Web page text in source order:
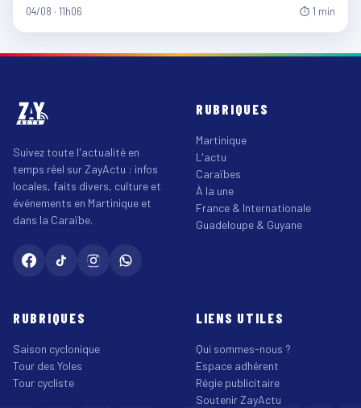
04/08 · 11h06 ⏱ 1 min
Suivez toute l'actualité en
temps réel sur ZayActu : infos
locales, faits divers, culture et
événements en Martinique et
dans la Caraïbe.
RUBRIQUES
Martinique
L'actu
Caraïbes
À la une
France & Internationale
Guadeloupe & Guyane
RUBRIQUES
Saison cyclonique
Tour des Yoles
Tour cycliste
LIENS UTILES
Qui sommes-nous ?
Espace adhérent
Régie publicitaire
Soutenir ZayActu